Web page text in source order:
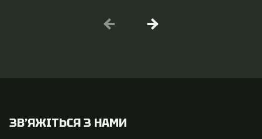
ЗВʼЯЖІТЬСЯ З НАМИ